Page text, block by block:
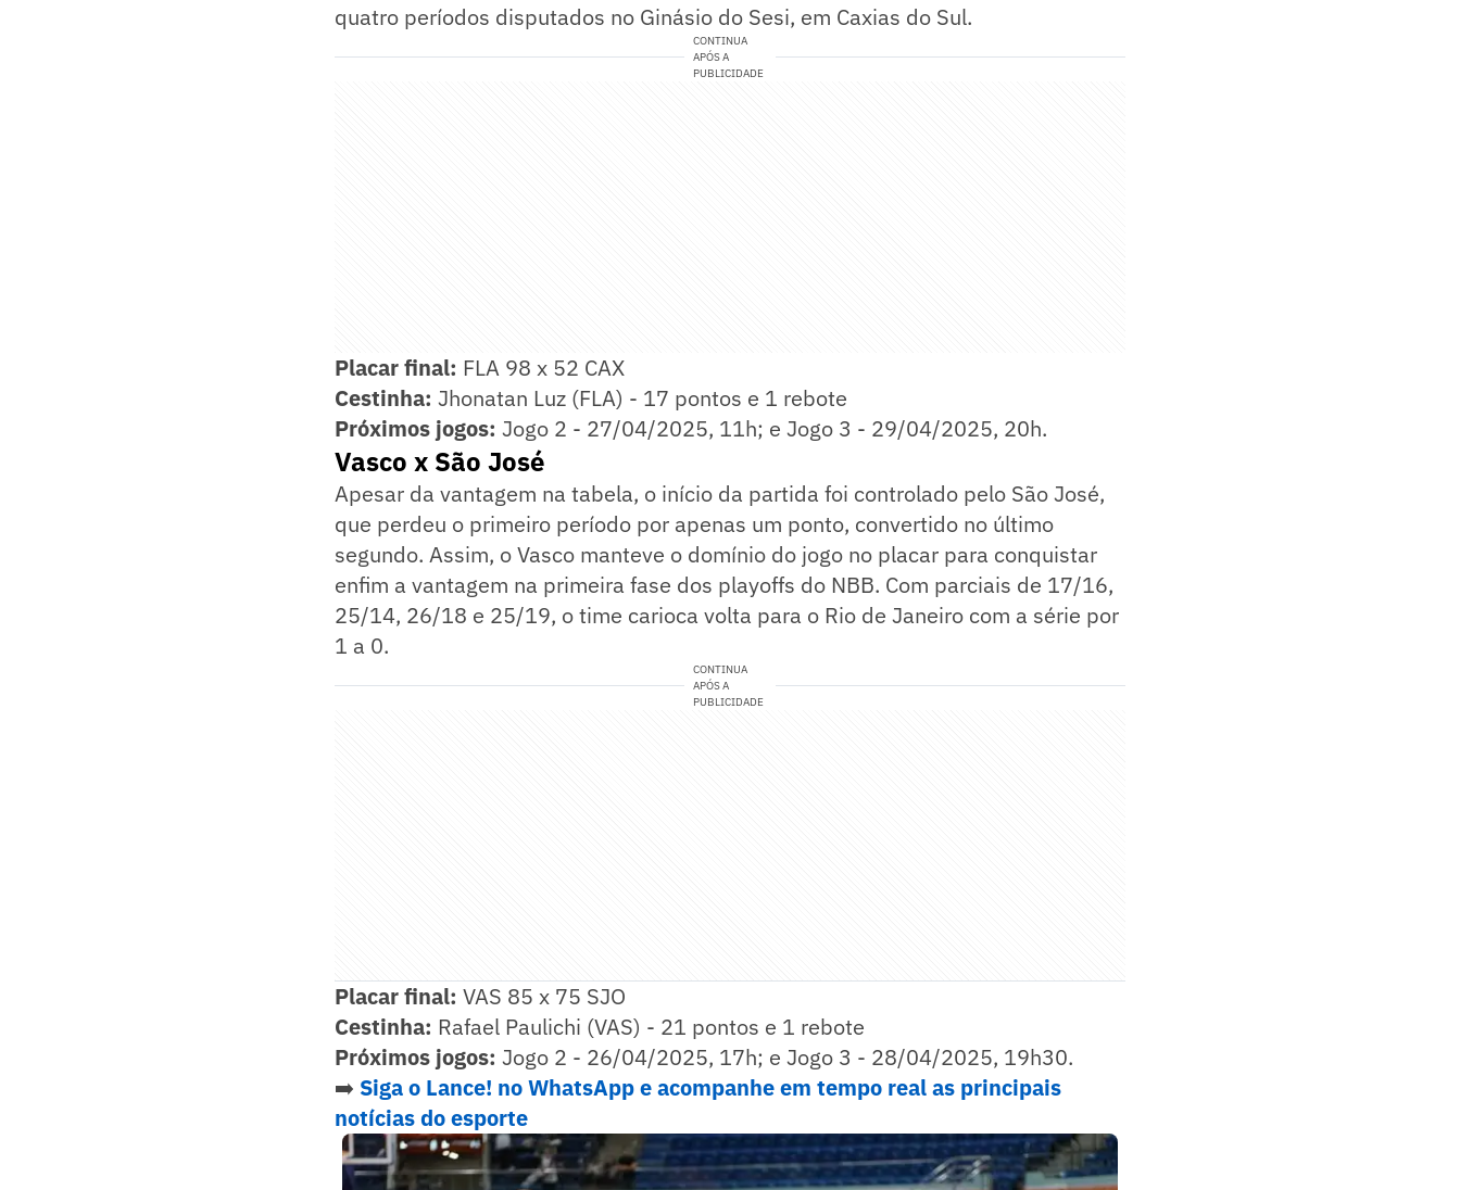
quatro períodos disputados no Ginásio do Sesi, em Caxias do Sul.
CONTINUA
APÓS A
PUBLICIDADE
Placar final: FLA 98 x 52 CAX
Cestinha: Jhonatan Luz (FLA) - 17 pontos e 1 rebote
Próximos jogos: Jogo 2 - 27/04/2025, 11h; e Jogo 3 - 29/04/2025, 20h.
Vasco x São José
Apesar da vantagem na tabela, o início da partida foi controlado pelo São José,
que perdeu o primeiro período por apenas um ponto, convertido no último
segundo. Assim, o Vasco manteve o domínio do jogo no placar para conquistar
enfim a vantagem na primeira fase dos playoffs do NBB. Com parciais de 17/16,
25/14, 26/18 e 25/19, o time carioca volta para o Rio de Janeiro com a série por
1 a 0.
CONTINUA
APÓS A
PUBLICIDADE
Placar final: VAS 85 x 75 SJO
Cestinha: Rafael Paulichi (VAS) - 21 pontos e 1 rebote
Próximos jogos: Jogo 2 - 26/04/2025, 17h; e Jogo 3 - 28/04/2025, 19h30.
➡️ Siga o Lance! no WhatsApp e acompanhe em tempo real as principais
notícias do esporte